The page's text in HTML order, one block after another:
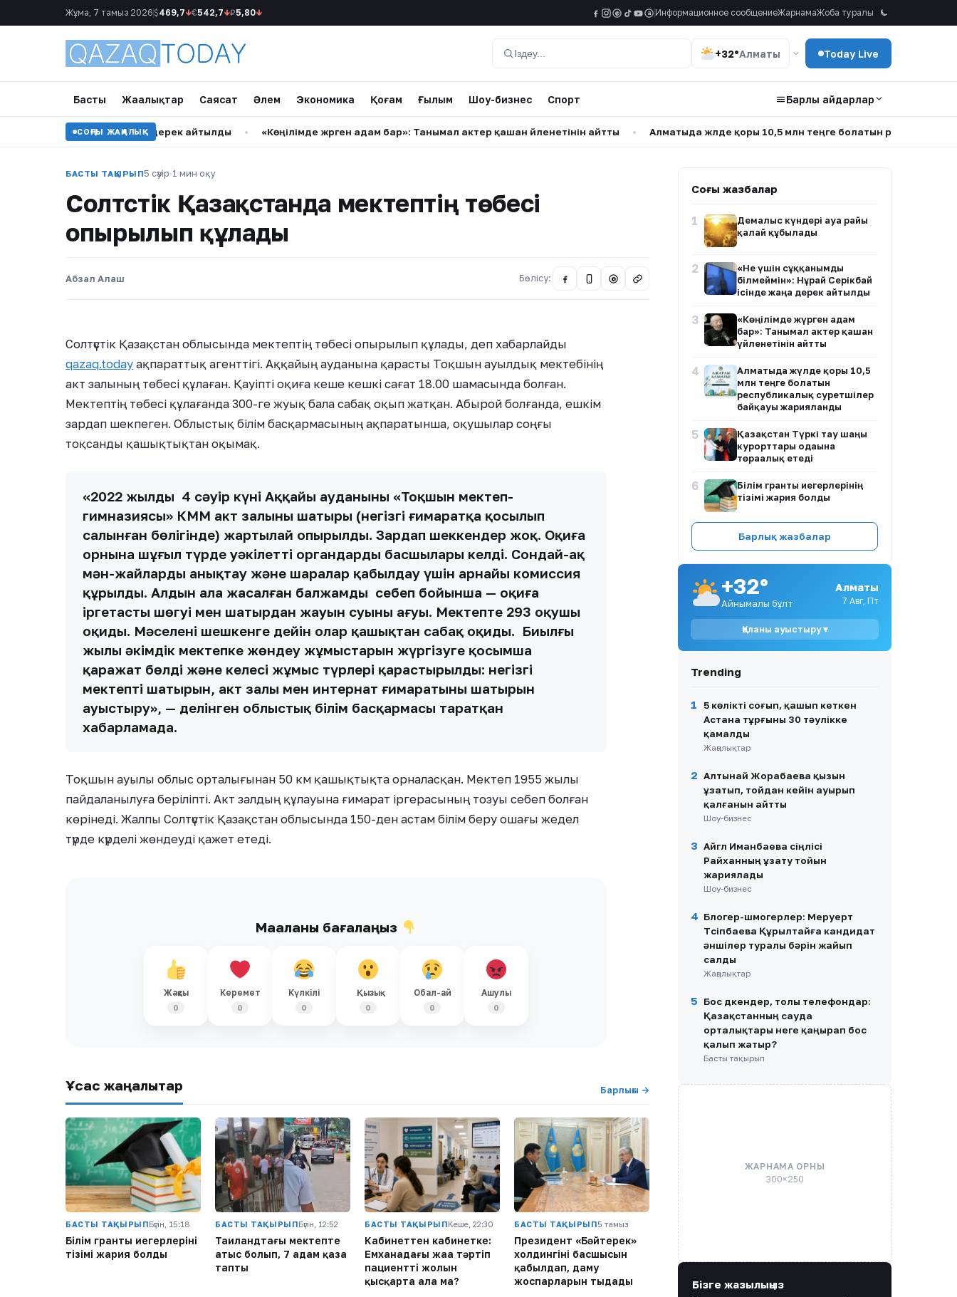
Жұма, 7 тамыз 2026 $469,7↓€542,7↓₽5,80↓ @ a Информационное сообщениеЖарнамаЖоба туралы
Іздеу
+32°Алматы Today Live
Басты Жаңалықтар Саясат Әлем Экономика Қоғам Ғылым Шоу-бизнес Спорт Барлық айдарлар
СОҢҒЫ ЖАҢАЛЫҚ
Серікбай ісінде жаңа дерек айтылды • «Көңілімде жүрген адам бар»: Танымал актер қашан үйленетінін айтты • Алматыда жүлде қоры 10,5 млн теңге болатын республикалық
БАСТЫ ТАҚЫРЫП5 сәуір·1 мин оқу
Солтүстік Қазақстанда мектептің төбесі
опырылып құлады
Абзал Алаш Бөлісу: @
Солтүстік Қазақстан облысында мектептің төбесі опырылып құлады, деп хабарлайды
qazaq.today ақпараттық агенттігі. Аққайың ауданына қарасты Тоқшын ауылдық мектебінің
акт залының төбесі құлаған. Қауіпті оқиға кеше кешкі сағат 18.00 шамасында болған.
Мектептің төбесі құлағанда 300-ге жуық бала сабақ оқып жатқан. Абырой болғанда, ешкім
зардап шекпеген. Облыстық білім басқармасының ақпаратынша, оқушылар соңғы
тоқсанды қашықтықтан оқымақ.
«2022 жылдың 4 сәуір күні Аққайың ауданының «Тоқшын мектеп-
гимназиясы» КММ акт залының шатыры (негізгі ғимаратқа қосылып
салынған бөлігінде) жартылай опырылды. Зардап шеккендер жоқ. Оқиға
орнына шұғыл түрде уәкілетті органдардың басшылары келді. Сондай-ақ
мән-жайларды анықтау және шаралар қабылдау үшін арнайы комиссия
құрылды. Алдын ала жасалған балжамды себеп бойынша — оқиға
іргетастың шөгуі мен шатырдан жауын суының ағуы. Мектепте 293 оқушы
оқиды. Мәселені шешкенге дейін олар қашықтан сабақ оқиды. Биылғы
жылы әкімдік мектепке жөндеу жұмыстарын жүргізуге қосымша
қаражат бөлді және келесі жұмыс түрлері қарастырылды: негізгі
мектептің шатырын, акт залы мен интернат ғимаратының шатырын
ауыстыру», — делінген облыстық білім басқармасы таратқан
хабарламада.
Тоқшын ауылы облыс орталығынан 50 км қашықтықта орналасқан. Мектеп 1955 жылы
пайдаланылуға беріліпті. Акт залдың құлауына ғимарат іргерасының тозуы себеп болған
көрінеді. Жалпы Солтүстік Қазақстан облысында 150-ден астам білім беру ошағы жедел
түрде күрделі жөндеуді қажет етеді.
Мақаланы бағалаңыз
Жақсы
0
Керемет
0
Күлкілі
0
Қызық
0
Обал-ай
0
Ашулы
0
Ұқсас жаңалықтар Барлығы →
БАСТЫ ТАҚЫРЫПБүгін, 15:18
Білім гранты иегерлерінің
тізімі жария болды
БАСТЫ ТАҚЫРЫПБүгін, 12:52
Таиландтағы мектепте
атыс болып, 7 адам қаза
тапты
БАСТЫ ТАҚЫРЫПКеше, 22:30
Кабинеттен кабинетке:
Емханадағы жаңа тәртіп
пациенттің жолын
қысқарта ала ма?
БАСТЫ ТАҚЫРЫП5 тамыз
Президент «Бәйтерек»
холдингінің басшысын
қабылдап, даму
жоспарларын тыңдады
Соңғы жазбалар
1
Демалыс күндері ауа райы
қалай құбылады
2
«Не үшін сұққанымды
білмеймін»: Нұрай Серікбай
ісінде жаңа дерек айтылды
3
«Көңілімде жүрген адам
бар»: Танымал актер қашан
үйленетінін айтты
4
Алматыда жүлде қоры 10,5
млн теңге болатын
республикалық суретшілер
байқауы жарияланды
5
Қазақстан Түркі тау шаңғы
курорттары одағына
төрағалық етеді
6
Білім гранты иегерлерінің
тізімі жария болды
BI Group-тың «төбесінен су
сорғалаған» сапасы: Әкімдік
8
Жоқ жылуға ақша өндіру:
Ақтау тұрғыны заңсыз төлем
талап еткендерге
наразылық білдірді
9
ұсталған қазақстандық
10
Қазақстан құрамасын 62
жастағы Джон ван ‘т Скип
бастады
Барлық жазбалар
+32°
Айнымалы бұлт
Алматы
7 Авг, Пт
Қаланы ауыстыру ▾
Trending
1
5 көлікті соғып, қашып кеткен
Астана тұрғыны 30 тәулікке
қамалды
Жаңалықтар
2 Алтынай Жорабаева қызын
ұзатып, тойдан кейін ауырып
қалғанын айтты
Шоу-бизнес
3 Айгүл Иманбаева сіңлісі
Райханның ұзату тойын
жариялады
Шоу-бизнес
4 Блогер-шмогерлер: Меруерт
Түсіпбаева Құрылтайға кандидат
әншілер туралы бәрін жайып
салды
Жаңалықтар
5
Бос дүкендер, толы телефондар:
Қазақстанның сауда
орталықтары неге қаңырап бос
қалып жатыр?
Басты тақырып
ЖАРНАМА ОРНЫ
300×250
Бізге жазылыңыз